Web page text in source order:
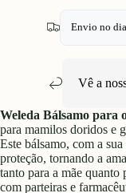
Envio no
Vê a
Weleda Bálsamo para
para mamilos doridos e
Este bálsamo, com a
proteção, tornando a
tanto para a mãe
com parteiras e